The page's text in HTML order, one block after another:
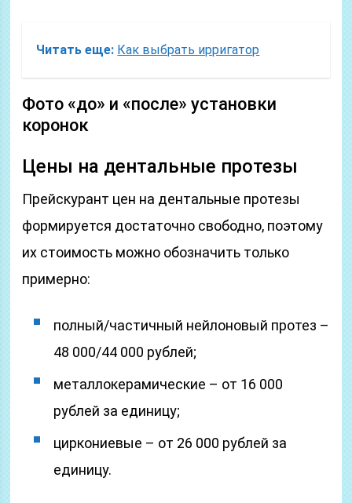
Читать еще: Как выбрать ирригатор
Фото «до» и «после» установки
коронок
Цены на дентальные протезы
Прейскурант цен на дентальные протезы
формируется достаточно свободно, поэтому
их стоимость можно обозначить только
примерно:
полный/частичный нейлоновый протез –
48 000/44 000 рублей;
металлокерамические – от 16 000
рублей за единицу;
циркониевые – от 26 000 рублей за
единицу.